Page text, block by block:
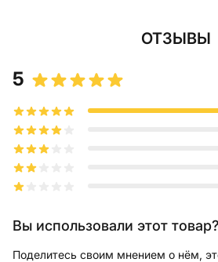
ОТЗЫВЫ
5
Вы использовали этот товар?
Поделитесь своим мнением о нём,